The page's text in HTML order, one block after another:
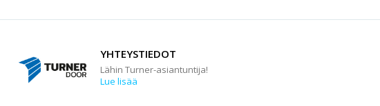
YHTEYSTIEDOT
Lähin Turner-asiantuntija!
Lue lisää